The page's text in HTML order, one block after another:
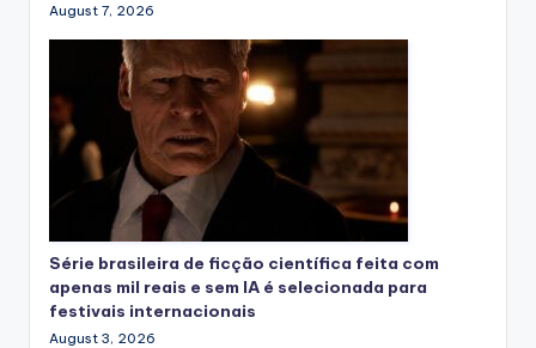
August 7, 2026
Série brasileira de ficção científica feita com
apenas mil reais e sem IA é selecionada para
festivais internacionais
August 3, 2026